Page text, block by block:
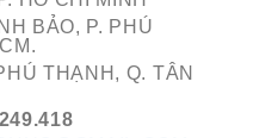
BẢO, P. PHÚ
THẠNH, Q. TÂN